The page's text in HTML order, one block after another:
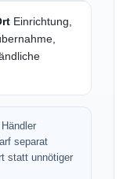
Einrichtung,
separat
statt unnötiger